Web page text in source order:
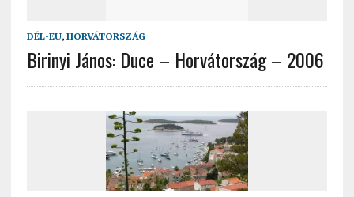
DÉL-EU, HORVÁTORSZÁG
Birinyi János: Duce – Horvátország – 2006